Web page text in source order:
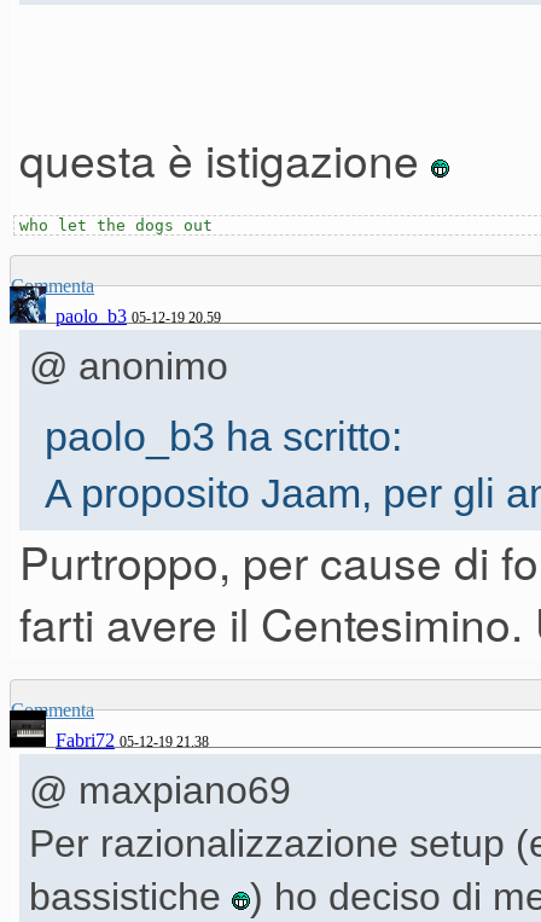
questa è istigazione
who let the dogs out
Commenta
paolo_b3 05-12-19 20.59
@ anonimo
paolo_b3 ha scritto:
A proposito Jaam, per gli
spedire
questa è istigazione
Purtroppo, per cause di
farti avere il
Commenta
Fabri72 05-12-19 21.38
@ maxpiano69
Per razionalizzazione setup
bassistiche
) ho deciso di